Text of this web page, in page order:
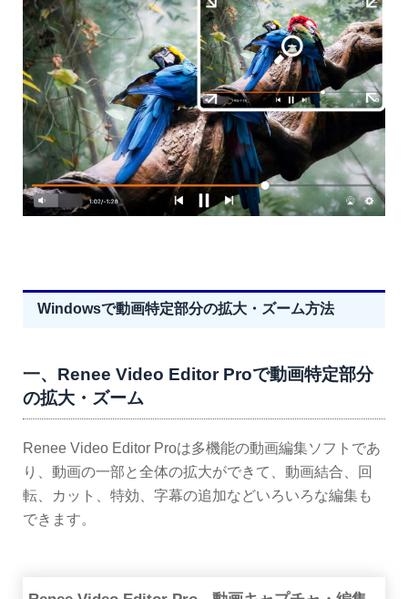
Windowsで動画特定部分の拡大・ズーム方法
一、Renee Video Editor Proで動画特定部分
の拡大・ズーム
Renee Video Editor Proは多機能の動画編集ソフトであ
り、動画の一部と全体の拡大ができて、動画結合、回
転、カット、特効、字幕の追加などいろいろな編集も
できます。